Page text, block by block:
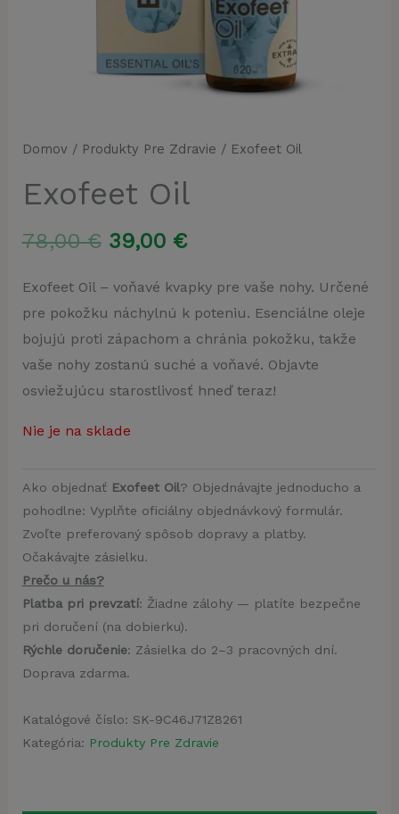
Domov / Produkty Pre Zdravie / Exofeet Oil
Exofeet Oil
78,00€ Pôvodná
cena
bola:
78,00 €.
39,00 €Aktuálna
cena
je:
39,00 €.
Exofeet Oil – voňavé kvapky pre vaše nohy. Určené
pre pokožku náchylnú k poteniu. Esenciálne oleje
bojujú proti zápachom a chránia pokožku, takže
vaše nohy zostanú suché a voňavé. Objavte
osviežujúcu starostlivosť hneď teraz!
Nie je na sklade
Ako objednať Exofeet Oil? Objednávajte jednoducho a
pohodlne: Vyplňte oficiálny objednávkový formulár.
Zvoľte preferovaný spôsob dopravy a platby.
Očakávajte zásielku.
Prečo u nás?
Platba pri prevzatí: Žiadne zálohy — platíte bezpečne
pri doručení (na dobierku).
Rýchle doručenie: Zásielka do 2–3 pracovných dní.
Doprava zdarma.
Katalógové číslo: SK-9C46J71Z8261
Kategória: Produkty Pre Zdravie